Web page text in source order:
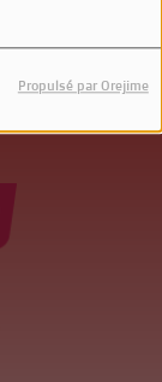
Propulsé par Orejime